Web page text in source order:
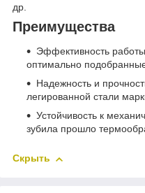
др.
Преимущества
Эффективность
оптимально
Надежность и
легированной стали
Устойчивость к
зубила прошло
Скрыть